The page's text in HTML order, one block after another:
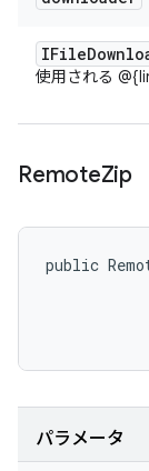
IFile
使用される
RemoteZip
public
パラメータ